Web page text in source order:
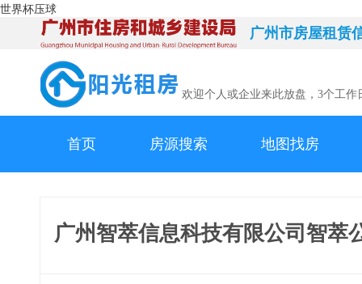
世界杯压球
广州市房屋租赁
欢迎个人或企业来此放盘，3个工作
首页 房源搜索 地图找房
广州智萃信息科技有限公司智萃